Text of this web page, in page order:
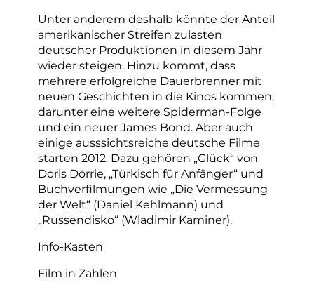
Unter anderem deshalb könnte der Anteil
amerikanischer Streifen zulasten
deutscher Produktionen in diesem Jahr
wieder steigen. Hinzu kommt, dass
mehrere erfolgreiche Dauerbrenner mit
neuen Geschichten in die Kinos kommen,
darunter eine weitere Spiderman-Folge
und ein neuer James Bond. Aber auch
einige ausssichtsreiche deutsche Filme
starten 2012. Dazu gehören „Glück“ von
Doris Dörrie, „Türkisch für Anfänger“ und
Buchverfilmungen wie „Die Vermessung
der Welt“ (Daniel Kehlmann) und
„Russendisko“ (Wladimir Kaminer).
Info-Kasten
Film in Zahlen